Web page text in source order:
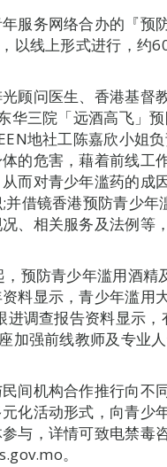
服务网络合办的『预
以线上形式进行，约
顾问医生、香港基督
华三院「远酒高飞」
地社工陈嘉欣小姐
的危害，藉着前线工
而对青少年滥药的成
借镜香港预防青少年
、相关服务及法例等
预防青少年滥用酒精
料显示，青少年滥用
调查报告资料显示，
加强前线教师及专业
间机构合作推行向不
化活动形式，向青少
与，详情可致电禁毒
。